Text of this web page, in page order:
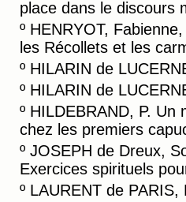
place dans le discours
º HENRYOT,
les Récollets et les
º HILARIN de
º HILARIN de
º HILDEBRAND, P. Un
chez les premiers
º JOSEPH de Dreux,
Exercices spirituels
º LAURENT de